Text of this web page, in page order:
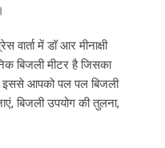
वार्ता में डॉ आर मीनाक्षी
बिजली मीटर है जिसका
इससे आपको पल पल बिजली
बिजली उपयोग की तुलना,